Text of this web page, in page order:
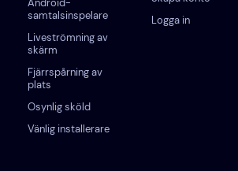
Logga in
Android-
samtalsinspelare
Liveströmning av
skärm
Fjärrspårning av
plats
Osynlig sköld
Vänlig installerare